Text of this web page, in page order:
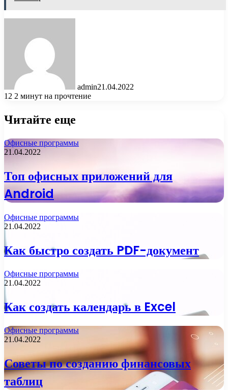
admin21.04.2022
12 2 минут на прочтение
Читайте еще
Офисные программы
21.04.2022
Топ офисных приложений для
Android
Офисные программы
21.04.2022
Как быстро создать PDF-документ
Офисные программы
21.04.2022
Как создать календарь в Excel
Офисные программы
21.04.2022
Советы по созданию финансовых
таблиц